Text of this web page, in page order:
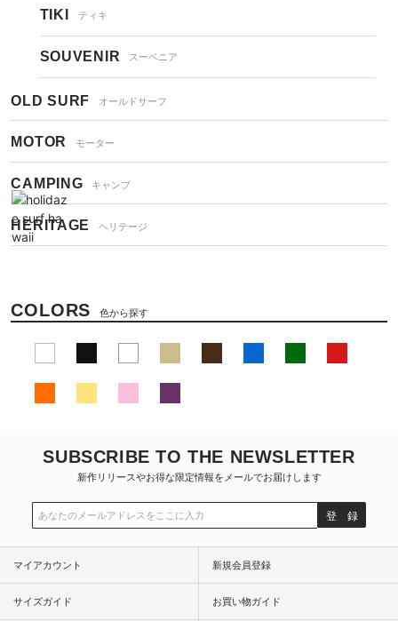
TIKI ティキ
SOUVENIR スーベニア
OLD SURF オールドサーフ
MOTOR モーター
CAMPING キャンプ
HERITAGE ヘリテージ
COLORS 色から探す
SUBSCRIBE TO THE NEWSLETTER
新作リリースやお得な限定情報をメールでお届けします
登 録
マイアカウント 新規会員登録
サイズガイド お買い物ガイド